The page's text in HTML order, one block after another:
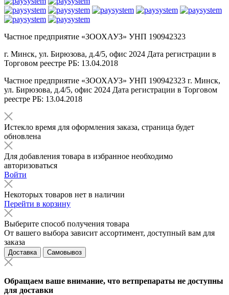
Частное предприятие «ЗООХАУЗ» УНП 190942323
г. Минск, ул. Бирюзова, д.4/5, офис 2024 Дата регистрации в
Торговом реестре РБ: 13.04.2018
Частное предприятие «ЗООХАУЗ» УНП 190942323 г. Минск,
ул. Бирюзова, д.4/5, офис 2024 Дата регистрации в Торговом
реестре РБ: 13.04.2018
Истекло время для оформления заказа, страница будет
обновлена
Для добавления товара в избранное необходимо
авторизоваться
Войти
Некоторых товаров нет в наличии
Перейти в корзину
Выберите способ получения товара
От вашего выбора зависит ассортимент, доступный вам для
заказа
Доставка Самовывоз
Обращаем ваше внимание, что ветпрепараты не доступны
для доставки